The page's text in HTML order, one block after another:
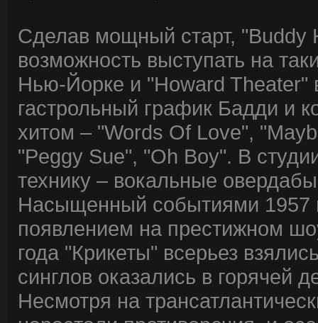
Сделав мощный старт, "Buddy
возможность выступать на
Нью-Йорке и "Howard Theater"
гастрольный график Бадди и
хитом – "Words Of Love",
"Peggy Sue", "Oh Boy". В
технику – вокальные
Насыщенный событиями 1957
появлением на престижном
года "Крикеты" всерьез
синглов оказались в горячей
Несмотря на